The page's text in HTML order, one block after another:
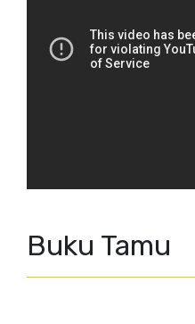
Buku Tamu